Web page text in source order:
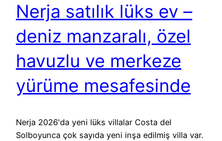
Nerja satılık lüks ev –
deniz manzaralı, özel
havuzlu ve merkeze
yürüme mesafesinde
Nerja 2026'da yeni lüks villalar Costa del
Solboyunca çok sayıda yeni inşa edilmiş villa var.